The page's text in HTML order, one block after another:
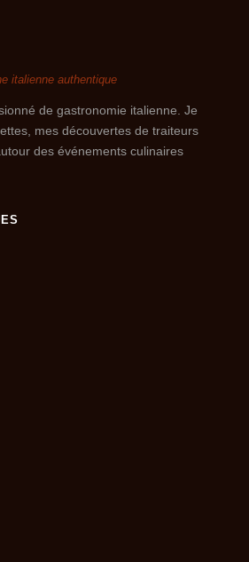
italienne authentique
de gastronomie italienne. Je
mes découvertes de traiteurs
des événements culinaires